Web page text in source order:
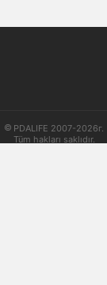
PDALIFE 2007-2026г.
Tüm hakları saklıdır.